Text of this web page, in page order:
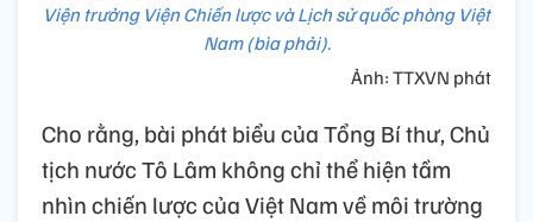
Viện trưởng Viện Chiến lược và Lịch sử quốc phòng Việt
Nam (bìa phải).
Ảnh: TTXVN phát
Cho rằng, bài phát biểu của Tổng Bí thư, Chủ
tịch nước Tô Lâm không chỉ thể hiện tầm
nhìn chiến lược của Việt Nam về môi trường